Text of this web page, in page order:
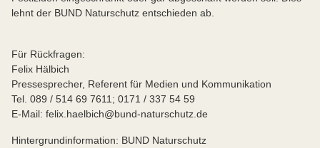
lehnt der BUND Naturschutz entschieden ab.
Für Rückfragen:
Felix Hälbich
Pressesprecher, Referent für Medien und Kommunikation
Tel. 089 / 514 69 7611; 0171 / 337 54 59
E-Mail: felix.haelbich@bund-naturschutz.de
Hintergrundinformation: BUND Naturschutz